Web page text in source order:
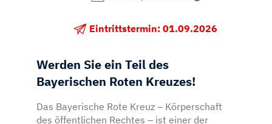
Eintrittstermin: 01.09.2026
Werden Sie ein Teil des
Bayerischen Roten Kreuzes!
Das Bayerische Rote Kreuz – Körperschaft
des öffentlichen Rechtes – ist einer der